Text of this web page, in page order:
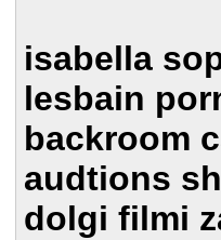
isabella
lesbain
backroom
audtions
dolgi filmi